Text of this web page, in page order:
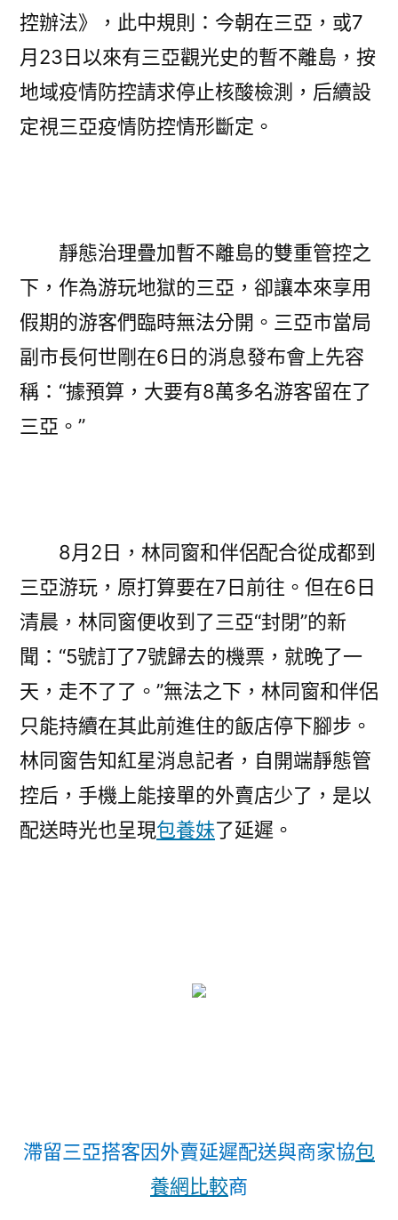
控辦法》，此中規則：今朝在三亞，或7
月23日以來有三亞觀光史的暫不離島，按
地域疫情防控請求停止核酸檢測，后續設
定視三亞疫情防控情形斷定。
靜態治理疊加暫不離島的雙重管控之
下，作為游玩地獄的三亞，卻讓本來享用
假期的游客們臨時無法分開。三亞市當局
副市長何世剛在6日的消息發布會上先容
稱：“據預算，大要有8萬多名游客留在了
三亞。”
8月2日，林同窗和伴侶配合從成都到
三亞游玩，原打算要在7日前往。但在6日
清晨，林同窗便收到了三亞“封閉”的新
聞：“5號訂了7號歸去的機票，就晚了一
天，走不了了。”無法之下，林同窗和伴侶
只能持續在其此前進住的飯店停下腳步。
林同窗告知紅星消息記者，自開端靜態管
控后，手機上能接單的外賣店少了，是以
配送時光也呈現包養妹了延遲。
滯留三亞搭客因外賣延遲配送與商家協包
養網比較商